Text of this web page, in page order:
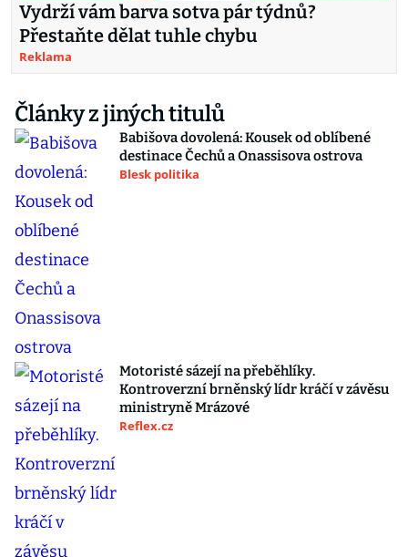
Vydrží vám barva sotva pár týdnů?
Přestaňte dělat tuhle chybu
Reklama
Články z jiných titulů
Babišova dovolená: Kousek od oblíbené
destinace Čechů a Onassisova ostrova
Blesk politika
Motoristé sázejí na přeběhlíky.
Kontroverzní brněnský lídr kráčí v závěsu
ministryně Mrázové
Reflex.cz